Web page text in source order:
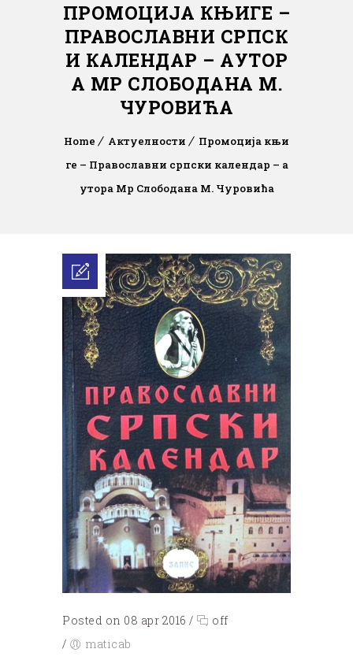
ПРОМОЦИЈА КЊИГЕ –
ПРАВОСЛАВНИ СРПСК
И КАЛЕНДАР – АУТОР
А МР СЛОБОДАНА М.
ЧУРОВИЋА
Home Актуелности
Промоција књи
ге – Православни српски календар – а
утора Мр Слободана М. Чуровића
Posted on 08 apr 2016 /
off
/
maticab